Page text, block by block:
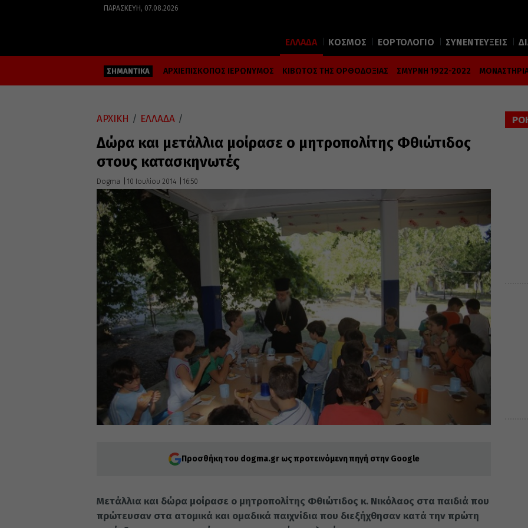
ΠΑΡΑΣΚΕΥΉ, 07.08.2026
ΕΛΛΑΔΑ ΚΟΣΜΟΣ ΕΟΡΤΟΛΟΓΙΟ ΣΥΝΕΝΤΕΥΞΕΙΣ
ΣΗΜΑΝΤΙΚΑ ΑΡΧΙΕΠΙΣΚΟΠΟΣ ΙΕΡΩΝΥΜΟΣ ΚΙΒΩΤΟΣ ΤΗΣ ΟΡΘΟΔΟΞΙΑΣ ΣΜΥΡΝΗ 1922-2022
ΑΡΧΙΚΗ / ΕΛΛΑΔΑ /
Δώρα και μετάλλια μοίρασε ο μητροπολίτης Φθιώτιδος
στους κατασκηνωτές
Dogma 10 Ιουλίου 2014 16:50
Προσθήκη του dogma.gr ως προτεινόμενη πηγή στην Google
Μετάλλια και δώρα μοίρασε ο μητροπολίτης Φθιώτιδος κ. Νικόλαος στα παιδιά που
πρώτευσαν στα ατομικά και ομαδικά παιχνίδια που διεξήχθησαν κατά την πρώτη